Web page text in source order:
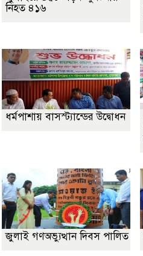
নিহত ৪১৬
ধর্মপাশায় বাসস্ট্যান্ডের উদ্বোধন
জুলাই গণঅভ্যুত্থান দিবস পালিত